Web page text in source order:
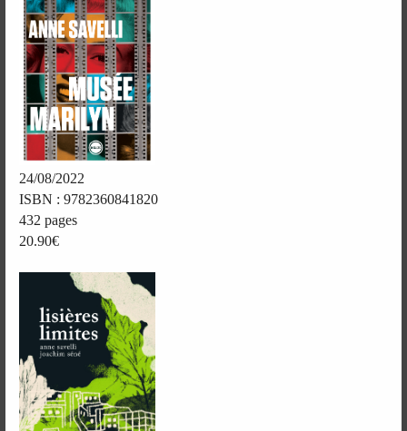
24/08/2022
ISBN : 9782360841820
432 pages
20.90€